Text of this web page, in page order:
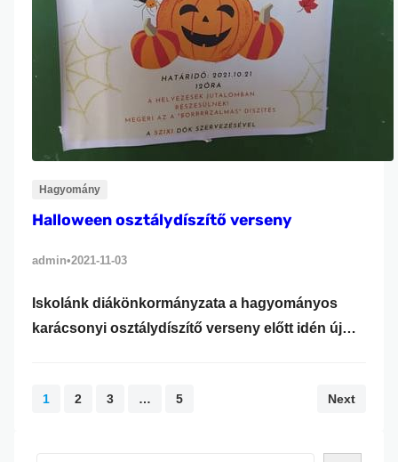
Hagyomány
Halloween osztálydíszítő verseny
admin•2021-11-03
Iskolánk diákönkormányzata a hagyományos
karácsonyi osztálydíszítő verseny előtt idén új
lelkes díszítésbe kezdett. Egyes osztálytermek
tanár pedig a zsűrizés napján ijesztő jelmezekbe
1 2 3 … 5 Next